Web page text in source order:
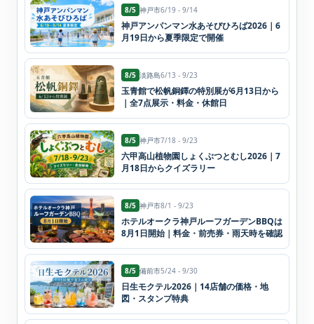
8/5 神戸市6/19 - 9/14
神戸アンパンマン水あそびひろば2026｜6
月19日から夏季限定で開催
8/5 淡路島6/13 - 9/23
玉青館で松帆銅鐸の特別展が6月13日から
｜全7点展示・料金・休館日
8/5 神戸市7/18 - 9/23
六甲高山植物園しょくぶつとむし2026｜7
月18日からクイズラリー
8/5 神戸市8/1 - 9/23
ホテルオークラ神戸ルーフガーデンBBQは
8月1日開始｜料金・前売券・雨天時を確認
8/5 備前市5/24 - 9/30
日生モクテル2026｜14店舗の価格・地
図・スタンプ特典